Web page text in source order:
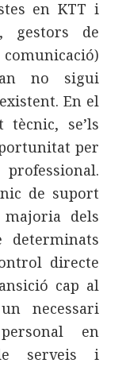
en KTT i
gestors de
no sigui
En el
se’ls
per
de suport
dels
determinats
directe
cap al
necessari
en
serveis i